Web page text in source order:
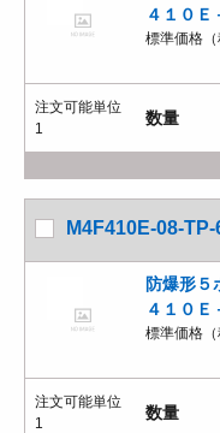
４１０Ｅ
標準価格（
注文可能単位
1
数量
M4F410E-08-
防爆形
４１０Ｅ
標準価格（
注文可能単位
1
数量